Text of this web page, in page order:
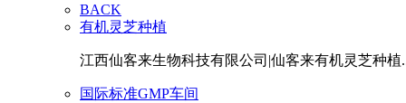
BACK
有机灵芝种植
江西仙客来生物科技有限公司|仙客来有机灵芝种植
国际标准GMP车间